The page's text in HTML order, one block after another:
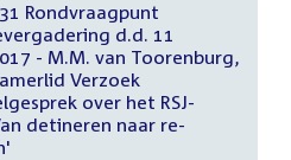
Rondvraagpunt
d.d. 11
- M.M. van Toorenburg,
Verzoek
over het RSJ-
detineren naar re-